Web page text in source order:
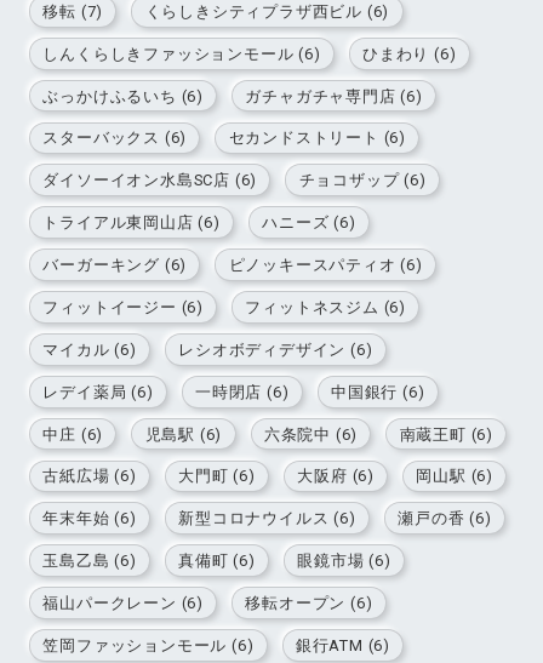
移転 (7) くらしきシティプラザ西ビル (6)
しんくらしきファッションモール (6) ひまわり (6)
ぶっかけふるいち (6) ガチャガチャ専門店 (6)
スターバックス (6) セカンドストリート (6)
ダイソーイオン水島SC店 (6) チョコザップ (6)
トライアル東岡山店 (6) ハニーズ (6)
バーガーキング (6) ピノッキースパティオ (6)
フィットイージー (6) フィットネスジム (6)
マイカル (6) レシオボディデザイン (6)
レデイ薬局 (6) 一時閉店 (6) 中国銀行 (6)
中庄 (6) 児島駅 (6) 六条院中 (6) 南蔵王町 (6)
古紙広場 (6) 大門町 (6) 大阪府 (6) 岡山駅 (6)
年末年始 (6) 新型コロナウイルス (6) 瀬戸の香 (6)
玉島乙島 (6) 真備町 (6) 眼鏡市場 (6)
福山パークレーン (6) 移転オープン (6)
笠岡ファッションモール (6) 銀行ATM (6)